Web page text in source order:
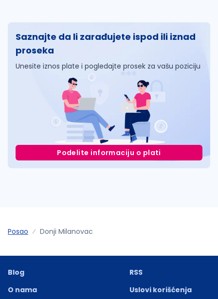
Saznajte da li zarađujete ispod ili iznad
proseka
Unesite iznos plate i pogledajte prosek za vašu poziciju
Podelite informaciju o plati
Posao Donji Milanovac
Blog
O nama
RSS
Uslovi korišćenja